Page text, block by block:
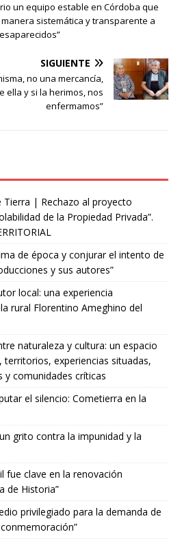
t
s
A
p
p
e
r
a
m
t
r
s
p
r
t
i
un equipo estable en Córdoba que
sistemática y transparente a
SIGUIENTE
no una mercancía,
ella y si la herimos, nos
enfermamos”
| Rechazo al proyecto
de la Propiedad Privada”.
de época y conjurar el intento de
y sus autores”
local: una experiencia
rural Florentino Ameghino del
naturaleza y cultura: un espacio
territorios, experiencias situadas,
comunidades críticas
el silencio: Cometierra en la
grito contra la impunidad y la
fue clave en la renovación
de Historia”
privilegiado para la demanda de